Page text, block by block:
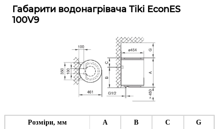
Габарити водонагрівача Tiki EconES
100V9
Розміри, мм А В C G